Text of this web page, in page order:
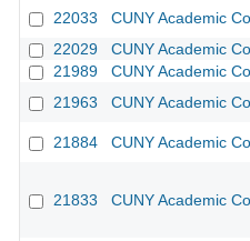
22033 CUNY Academic
22029
CUNY Academic
21989
CUNY Academic
21963
CUNY Academic
21884 CUNY Academic
21833 CUNY Academic